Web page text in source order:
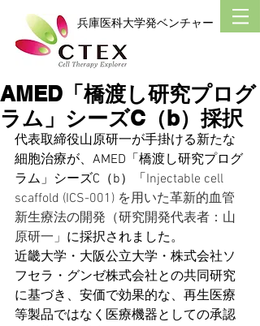
​兵庫医科大学発ベンチャー
AMED「橋渡し研究プログ
ラム」シーズC（b）採択
代表取締役山原研一が手掛ける新たな
細胞治療が、AMED「橋渡し研究プログ
ラム」シーズC（b）「 Injectable cell
scaffold (ICS-001) を用いた革新的血管
新生療法の開発（研究開発代表者：山
原研一」 に採択されました。
近畿大学・大阪公立大学・株式会社ソ
フセラ・グンゼ株式会社との共同研究
に基づき、安価で効果的な、再生医療
等製品ではなく医療機器としての承認